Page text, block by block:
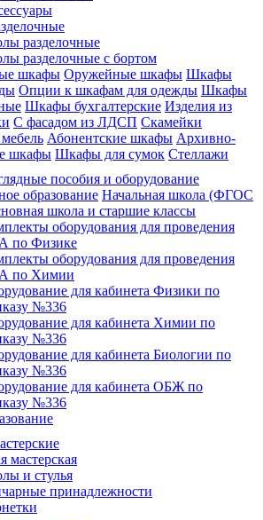
разделочные
разделочные с бортом
шкафы Оружейные шкафы Шкафы
Опции к шкафам для одежды Шкафы
Шкафы бухгалтерские Изделия из
С фасадом из ЛДСП Скамейки
Абонентские шкафы Архивно-
шкафы Шкафы для сумок Стеллажи
пособия и оборудование
образование Начальная школа (ФГОС
школа и старшие классы
оборудования для проведения
по Физике
оборудования для проведения
по Химии
для кабинета Физики по
№336
для кабинета Химии по
№336
для кабинета Биологии по
№336
для кабинета ОБЖ по
№336
мастерская
и стулья
принадлежности